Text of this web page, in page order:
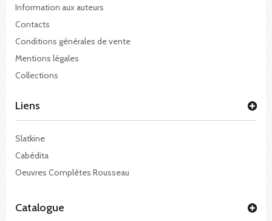
Information aux auteurs
Contacts
Conditions générales de vente
Mentions légales
Collections
Liens
Slatkine
Cabédita
Oeuvres Complètes Rousseau
Catalogue